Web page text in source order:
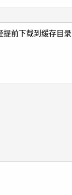
前下载到缓存目